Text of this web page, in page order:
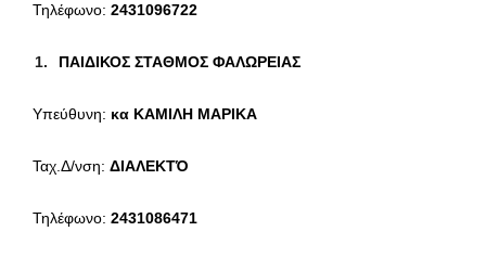
Τηλέφωνο: 2431096722
ΠΑΙΔΙΚΟΣ ΣΤΑΘΜΟΣ ΦΑΛΩΡΕΙΑΣ
Υπεύθυνη: κα ΚΑΜΙΛΗ ΜΑΡΙΚΑ
Ταχ.Δ/νση: ΔΙΑΛΕΚΤΌ
Τηλέφωνο: 2431086471